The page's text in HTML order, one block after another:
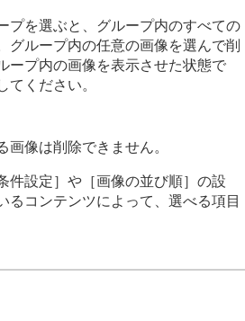
プを選ぶと、グループ内のすべての
グループ内の任意の画像を選んで削
ープ内の画像を表示させた状態で
てください。
画像は削除できません。
件設定］や ［画像の並び順］の設
るコンテンツによって、選べる項目